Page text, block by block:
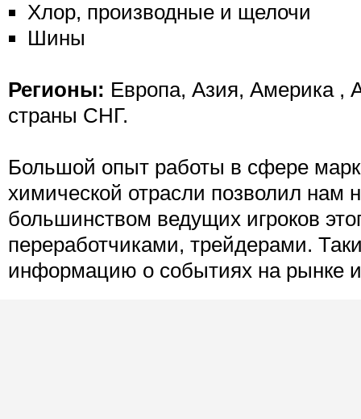
Хлор, производные и щелочи
Шины
Регионы: Европа, Азия, Америка ,
страны СНГ.
Большой опыт работы в сфере
химической отрасли позволил нам
большинством ведущих игроков
переработчиками, трейдерами.
информацию о событиях на рынке